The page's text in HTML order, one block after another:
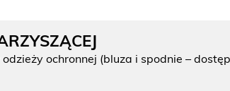
ochronnej (bluza i spodnie –